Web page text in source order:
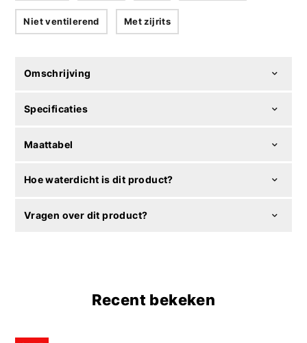
Niet ventilerend Met zijrits
Omschrijving
Specificaties
Maattabel
Hoe waterdicht is dit product?
Vragen over dit product?
Recent bekeken